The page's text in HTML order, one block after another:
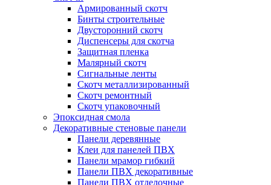
Армированный скотч
Бинты строительные
Двусторонний скотч
Диспенсеры для скотча
Защитная пленка
Малярный скотч
Сигнальные ленты
Скотч металлизированный
Скотч ремонтный
Скотч упаковочный
Эпоксидная смола
Декоративные стеновые панели
Панели деревянные
Клеи для панелей ПВХ
Панели мрамор гибкий
Панели ПВХ декоративные
Панели ПВХ отделочные